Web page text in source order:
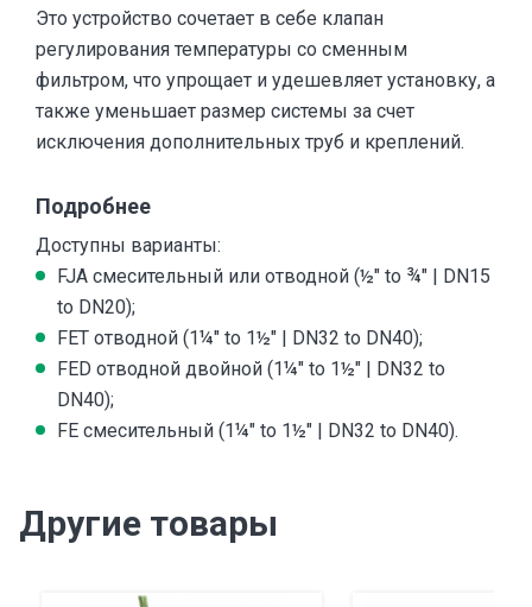
Это устройство сочетает в себе клапан
регулирования температуры со сменным
фильтром, что упрощает и удешевляет установку, а
также уменьшает размер системы за счет
исключения дополнительных труб и креплений.
Подробнее
Доступны варианты:
FJA смесительный или отводной (½″ to ¾″ | DN15
to DN20);
FET отводной (1¼″ to 1½″ | DN32 to DN40);
FED отводной двойной (1¼″ to 1½″ | DN32 to
DN40);
FE смесительный (1¼″ to 1½″ | DN32 to DN40).
Другие товары